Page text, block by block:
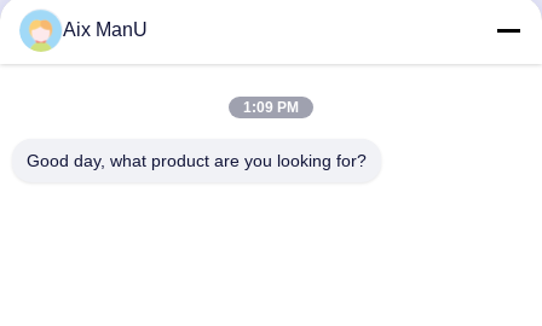
Aix ManU
1:09 PM
Good day, what product are you looking for?